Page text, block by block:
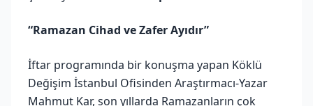
“Ramazan Cihad ve Zafer Ayıdır”
İftar programında bir konuşma yapan Köklü
Değişim İstanbul Ofisinden Araştırmacı-Yazar
Mahmut Kar, son yıllarda Ramazanların çok